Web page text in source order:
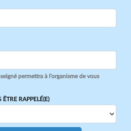
permettra à l'organisme de vous
RAPPELÉ(E)